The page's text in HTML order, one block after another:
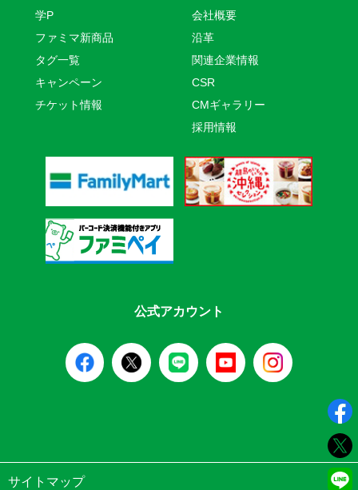
学P
ファミマ新商品
タグ一覧
キャンペーン
チケット情報
会社概要
沿革
関連企業情報
CSR
CMギャラリー
採用情報
公式アカウント
サイトマップ